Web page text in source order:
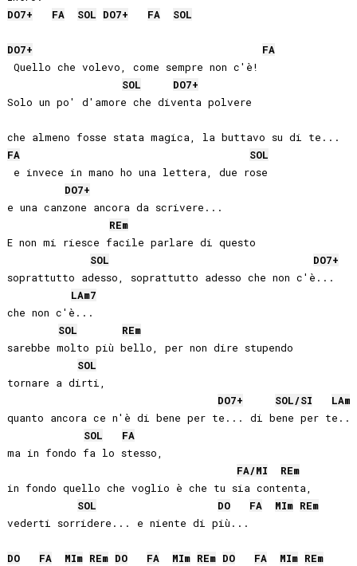
DO7+ FA SOL DO7+ FA SOL
DO7+
FA
Quello che volevo, come sempre non c'è!
SOL
DO7+
Solo un po' d'amore che diventa polvere
FA
SOL
e invece in mano ho una lettera, due rose
DO7+
e una canzone ancora da scrivere...
REm
E non mi riesce facile parlare di questo
SOL
DO7+
soprattutto adesso, soprattutto adesso che non c'è...
LAm7
che non c'è...
SOL
REm
sarebbe molto più bello, per non dire stupendo
SOL
tornare a dirti,
DO7+ SOL/SI LAm
quanto ancora ce n'è di bene per te... di bene per te...
SOL
FA
ma in fondo fa lo stesso,
FA/MI REm
in fondo quello che voglio è che tu sia contenta,
SOL
DO FA MIm REm
vederti sorridere... e niente di più...
DO FA MIm REm DO FA MIm REm DO FA MIm REm